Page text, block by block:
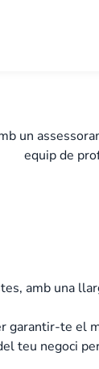
un
equip de
amb una
garantir-te
teu negoci